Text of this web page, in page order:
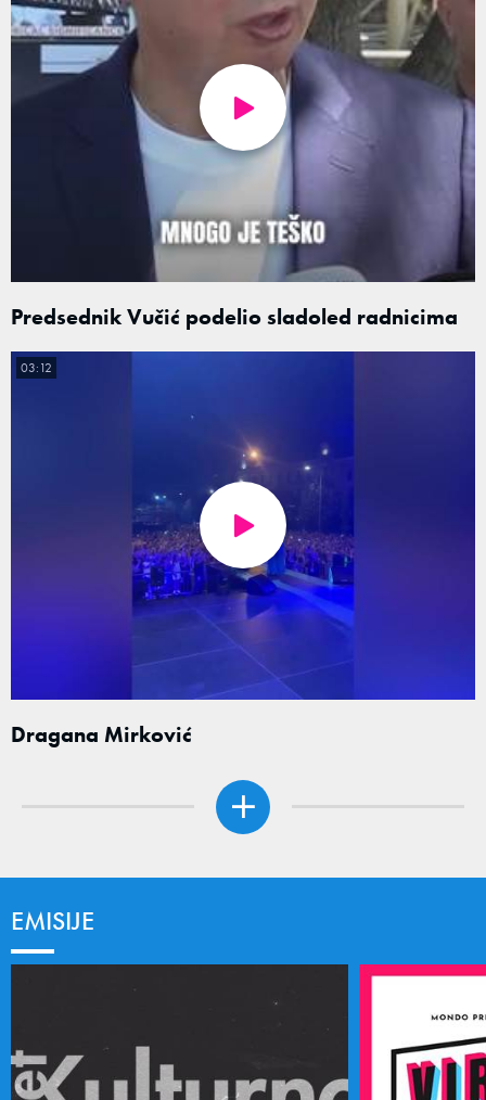
Predsednik Vučić podelio sladoled radnicima
Dragana Mirković
03:12
EMISIJE